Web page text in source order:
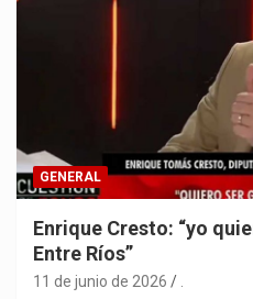
GENERAL
Enrique Cresto: “yo
Entre Ríos”
11 de junio de 2026